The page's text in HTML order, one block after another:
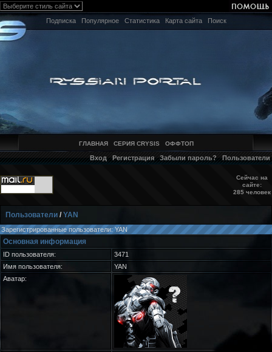
Подписка Популярное Статистика Карта сайта Поиск
ГЛАВНАЯ СЕРИЯ CRYSIS ОФФТОП
Вход Регистрация Забыли пароль? Пользователи
Сейчас на
сайте:
285 человек
Пользователи /YAN
Зарегистрированные пользователи: YAN
Основная информация
ID пользователя:
3471
Имя пользователя:
YAN
Аватар: